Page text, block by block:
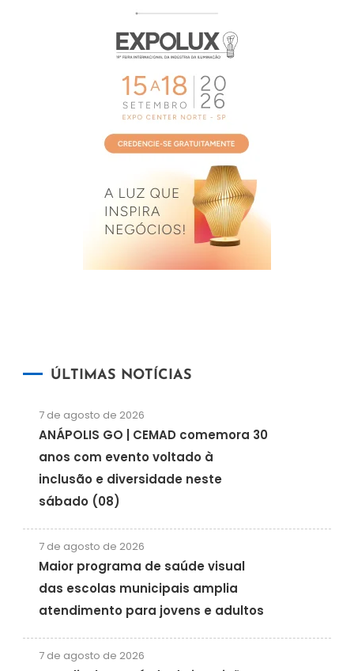
ÚLTIMAS NOTÍCIAS
7 de agosto de 2026
ANÁPOLIS GO | CEMAD comemora 30
anos com evento voltado à
inclusão e diversidade neste
sábado (08)
7 de agosto de 2026
Maior programa de saúde visual
das escolas municipais amplia
atendimento para jovens e adultos
7 de agosto de 2026